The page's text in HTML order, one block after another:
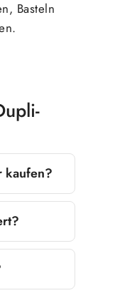
Basteln
kaufen?